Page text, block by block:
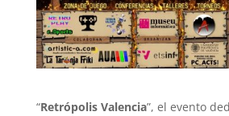
“Retrópolis Valencia”, el evento